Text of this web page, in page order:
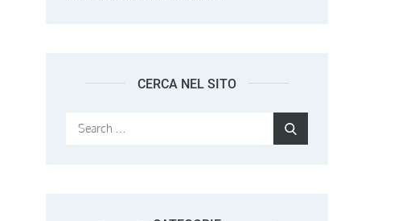
CERCA NEL SITO
Search